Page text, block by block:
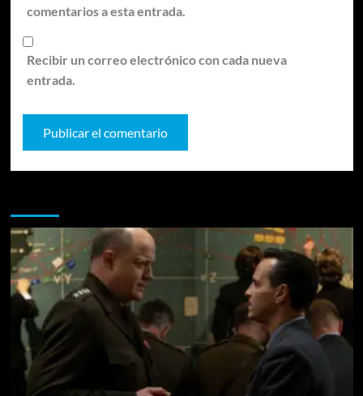
comentarios a esta entrada.
Recibir un correo electrónico con cada nueva
entrada.